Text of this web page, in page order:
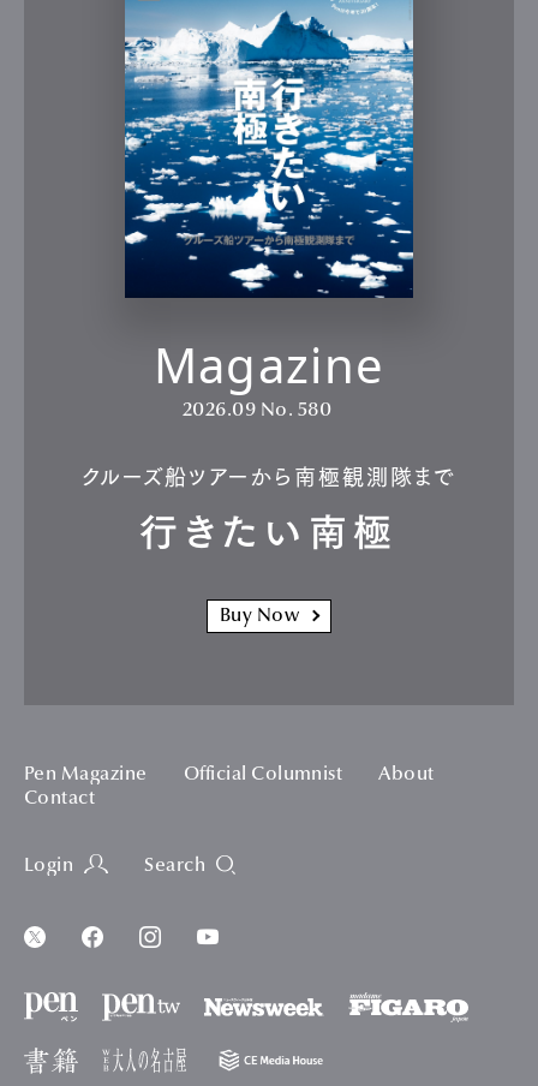
Magazine
2026.09 No. 580
クルーズ船ツアーから南極観測隊まで
行きたい南極
Buy Now
Pen Magazine Official Columnist
About
Contact
Login Search